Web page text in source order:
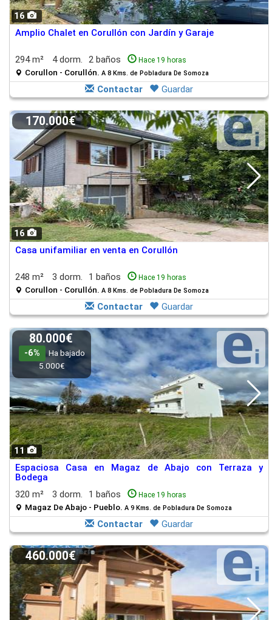
16
Amplio Chalet en Corullón con Jardín y Garaje
294 m² 4 dorm. 2 baños Hace 19 horas
Corullon - Corullón. A 8 Kms. de Pobladura De Somoza
Contactar Guardar
16
170.000€
Casa unifamiliar en venta en Corullón
248 m² 3 dorm. 1 baños Hace 19 horas
Corullon - Corullón. A 8 Kms. de Pobladura De Somoza
Contactar Guardar
11
80.000€
-6%
Ha bajado
5.000€
Espaciosa Casa en Magaz de Abajo con Terraza y
Bodega
320 m²
3 dorm. 1 baños Hace 19 horas
Magaz De Abajo - Pueblo. A 9 Kms. de Pobladura De Somoza
Contactar Guardar
460.000€